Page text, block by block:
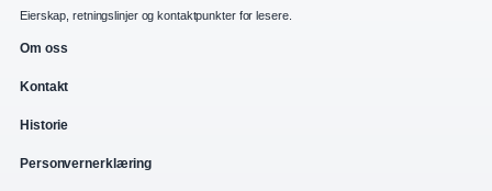
Eierskap, retningslinjer og kontaktpunkter for lesere.
Om oss
Kontakt
Historie
Personvernerklæring